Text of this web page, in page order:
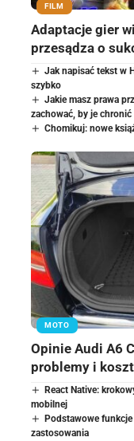
FILM
Adaptacje gier
przesądza o
Jak napisać tekst w
szybko
Jakie masz prawa
zachować, by je chronić
Chomikuj: nowe
MOTO
Opinie Audi A6
problemy i
React Native:
mobilnej
Podstawowe
zastosowania